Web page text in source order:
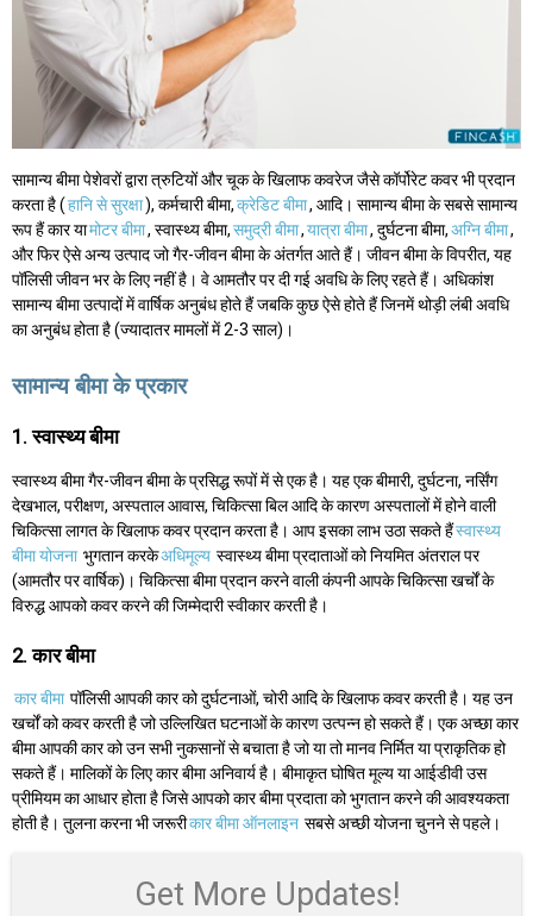
सामान्य बीमा पेशेवरों द्वारा त्रुटियों और चूक के खिलाफ कवरेज जैसे कॉर्पोरेट कवर भी प्रदान
करता है (हानि से सुरक्षा), कर्मचारी बीमा,क्रेडिट बीमा, आदि। सामान्य बीमा के सबसे सामान्य
रूप हैं कार यामोटर बीमा, स्वास्थ्य बीमा,समुद्री बीमा,यात्रा बीमा, दुर्घटना बीमा,अग्नि बीमा,
और फिर ऐसे अन्य उत्पाद जो गैर-जीवन बीमा के अंतर्गत आते हैं। जीवन बीमा के विपरीत, यह
पॉलिसी जीवन भर के लिए नहीं है। वे आमतौर पर दी गई अवधि के लिए रहते हैं। अधिकांश
सामान्य बीमा उत्पादों में वार्षिक अनुबंध होते हैं जबकि कुछ ऐसे होते हैं जिनमें थोड़ी लंबी अवधि
का अनुबंध होता है (ज्यादातर मामलों में 2-3 साल)।
सामान्य बीमा के प्रकार
1. स्वास्थ्य बीमा
स्वास्थ्य बीमा गैर-जीवन बीमा के प्रसिद्ध रूपों में से एक है। यह एक बीमारी, दुर्घटना, नर्सिंग
देखभाल, परीक्षण, अस्पताल आवास, चिकित्सा बिल आदि के कारण अस्पतालों में होने वाली
चिकित्सा लागत के खिलाफ कवर प्रदान करता है। आप इसका लाभ उठा सकते हैंस्वास्थ्य
बीमा योजना भुगतान करकेअधिमूल्य स्वास्थ्य बीमा प्रदाताओं को नियमित अंतराल पर
(आमतौर पर वार्षिक)। चिकित्सा बीमा प्रदान करने वाली कंपनी आपके चिकित्सा खर्चों के
विरुद्ध आपको कवर करने की जिम्मेदारी स्वीकार करती है।
2. कार बीमा
कार बीमा पॉलिसी आपकी कार को दुर्घटनाओं, चोरी आदि के खिलाफ कवर करती है। यह उन
खर्चों को कवर करती है जो उल्लिखित घटनाओं के कारण उत्पन्न हो सकते हैं। एक अच्छा कार
बीमा आपकी कार को उन सभी नुकसानों से बचाता है जो या तो मानव निर्मित या प्राकृतिक हो
सकते हैं। मालिकों के लिए कार बीमा अनिवार्य है। बीमाकृत घोषित मूल्य या आईडीवी उस
प्रीमियम का आधार होता है जिसे आपको कार बीमा प्रदाता को भुगतान करने की आवश्यकता
होती है। तुलना करना भी जरूरीकार बीमा ऑनलाइन सबसे अच्छी योजना चुनने से पहले।
Get More Updates!